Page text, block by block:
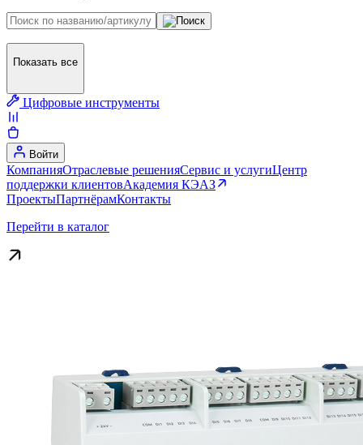
Показать все
Цифровые инструменты
Войти
КомпанияОтраслевые решенияСервис и услугиЦентр
поддержки клиентовАкадемия КЭАЗ
ПроектыПартнёрамКонтакты
Перейти в каталог